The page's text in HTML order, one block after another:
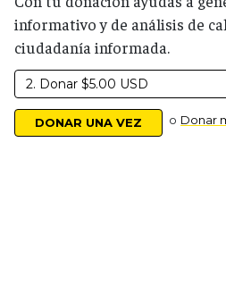
informativo y de análisis de
ciudadanía informada.
o Donar